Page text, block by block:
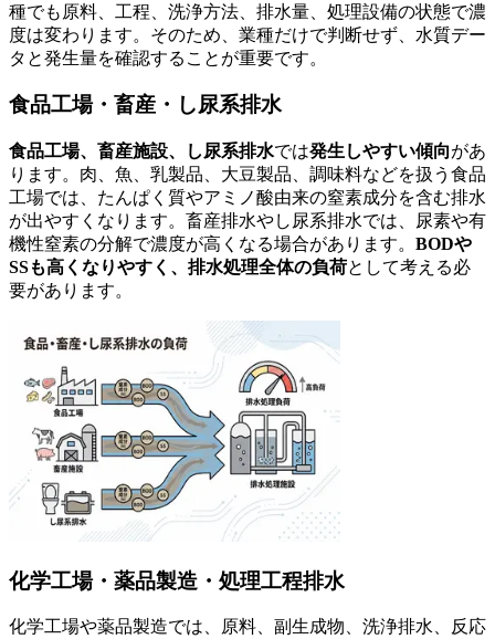
種でも原料、工程、洗浄方法、排水量、処理設備の状態で濃
度は変わります。そのため、業種だけで判断せず、水質デー
タと発生量を確認することが重要です。
食品工場・畜産・し尿系排水
食品工場、畜産施設、し尿系排水では発生しやすい傾向があ
ります。肉、魚、乳製品、大豆製品、調味料などを扱う食品
工場では、たんぱく質やアミノ酸由来の窒素成分を含む排水
が出やすくなります。畜産排水やし尿系排水では、尿素や有
機性窒素の分解で濃度が高くなる場合があります。 BODや
SSも高くなりやすく、排水処理全体の負荷として考える必
要があります。
化学工場・薬品製造・処理工程排水
化学工場や薬品製造では、原料、副生成物、洗浄排水、反応